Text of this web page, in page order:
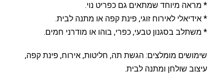
* מראה מיוחד שמתאים גם כפריט נוי.
* אידיאלי לאירוח זוגי, פינת קפה או מתנה לבית.
* משתלב בסגנון טבעי, כפרי, בוהו או מודרני חמים.
שימושים מומלצים: הגשת תה, חליטות, אירוח, פינת קפה,
עיצוב שולחן ומתנה לבית.